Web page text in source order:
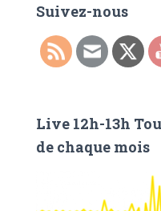
r
h
:
Suivez-nous
Live 12h-13h
de chaque mois